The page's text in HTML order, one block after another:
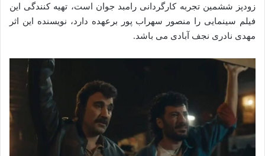
زودپز ششمین تجربه کارگردانی رامبد جوان است، تهیه کنندگی این
فیلم سینمایی را منصور سهراب پور برعهده دارد، نویسنده این اثر
مهدی نادری نجف آبادی می باشد.